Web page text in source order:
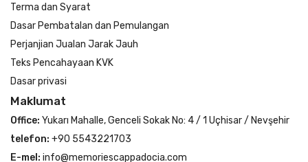
Terma dan Syarat
Dasar Pembatalan dan Pemulangan
Perjanjian Jualan Jarak Jauh
Teks Pencahayaan KVK
Dasar privasi
Maklumat
Office: Yukarı Mahalle, Genceli Sokak No: 4 / 1 Uçhisar / Nevşehir
telefon: +90 5543221703
E-mel: info@memoriescappadocia.com